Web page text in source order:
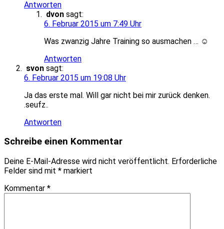
Antworten
dvon sagt:
6. Februar 2015 um 7:49 Uhr
Was zwanzig Jahre Training so ausmachen … ☺
Antworten
svon sagt:
6. Februar 2015 um 19:08 Uhr
Ja das erste mal. Will gar nicht bei mir zurück denken.
.seufz..
Antworten
Schreibe einen Kommentar
Deine E-Mail-Adresse wird nicht veröffentlicht. Erforderliche
Felder sind mit * markiert
Kommentar *